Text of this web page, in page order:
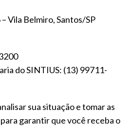
Vila Belmiro, Santos/SP
do SINTIUS: (13) 99711-
sua situação e tomar as
garantir que você receba o